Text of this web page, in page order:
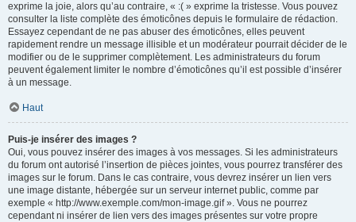
exprime la joie, alors qu’au contraire, « :( » exprime la tristesse. Vous pouvez
consulter la liste complète des émoticônes depuis le formulaire de rédaction.
Essayez cependant de ne pas abuser des émoticônes, elles peuvent
rapidement rendre un message illisible et un modérateur pourrait décider de le
modifier ou de le supprimer complètement. Les administrateurs du forum
peuvent également limiter le nombre d’émoticônes qu’il est possible d’insérer
à un message.
Haut
Puis-je insérer des images ?
Oui, vous pouvez insérer des images à vos messages. Si les administrateurs
du forum ont autorisé l’insertion de pièces jointes, vous pourrez transférer des
images sur le forum. Dans le cas contraire, vous devrez insérer un lien vers
une image distante, hébergée sur un serveur internet public, comme par
exemple « http://www.exemple.com/mon-image.gif ». Vous ne pourrez
cependant ni insérer de lien vers des images présentes sur votre propre